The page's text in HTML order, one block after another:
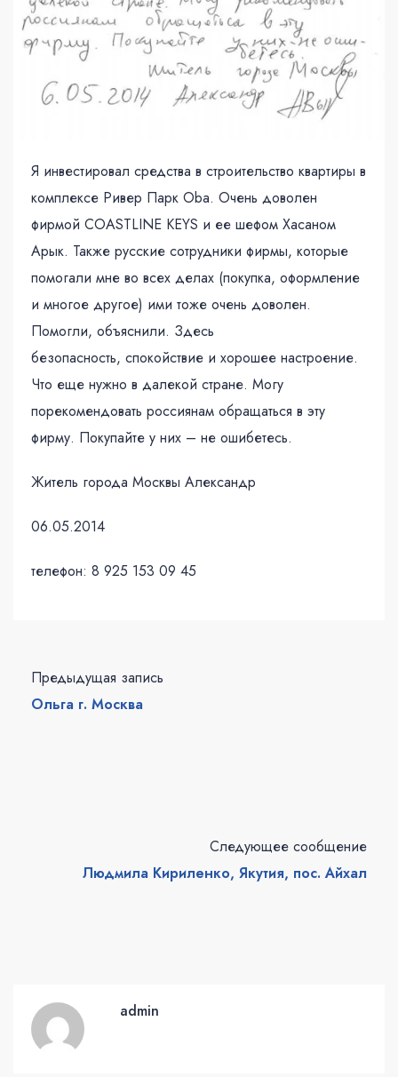
Я инвестировал средства в строительство квартиры в
комплексе Ривер Парк Oba. Очень доволен
фирмой COASTLINE KEYS и ее шефом Хасаном
Арык. Также русские сотрудники фирмы, которые
помогали мне во всех делах (покупка, оформление
и многое другое) ими тоже очень доволен.
Помогли, объяснили. Здесь
безопасность, спокойствие и хорошее настроение.
Что еще нужно в далекой стране. Могу
порекомендовать россиянам обращаться в эту
фирму. Покупайте у них – не ошибетесь.
Житель города Москвы Александр
06.05.2014
телефон: 8 925 153 09 45
Предыдущая запись
Ольга г. Москва
Следующее сообщение
Людмила Кириленко, Якутия, пос. Айхал
admin